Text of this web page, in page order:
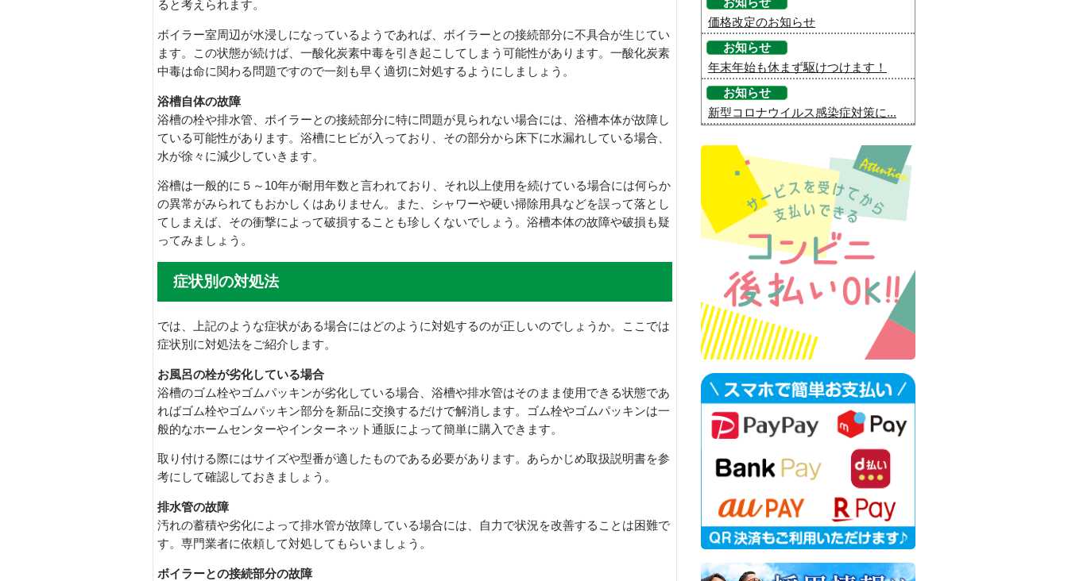
ると考えられます。
ボイラー室周辺が水浸しになっているようであれば、ボイラーとの接続部分に不具合が生じてい
ます。この状態が続けば、一酸化炭素中毒を引き起こしてしまう可能性があります。一酸化炭素
中毒は命に関わる問題ですので一刻も早く適切に対処するようにしましょう。
浴槽自体の故障
浴槽の栓や排水管、ボイラーとの接続部分に特に問題が見られない場合には、浴槽本体が故障し
ている可能性があります。浴槽にヒビが入っており、その部分から床下に水漏れしている場合、
水が徐々に減少していきます。
浴槽は一般的に５～10年が耐用年数と言われており、それ以上使用を続けている場合には何らか
の異常がみられてもおかしくはありません。また、シャワーや硬い掃除用具などを誤って落とし
てしまえば、その衝撃によって破損することも珍しくないでしょう。浴槽本体の故障や破損も疑
ってみましょう。
症状別の対処法
では、上記のような症状がある場合にはどのように対処するのが正しいのでしょうか。ここでは
症状別に対処法をご紹介します。
お風呂の栓が劣化している場合
浴槽のゴム栓やゴムパッキンが劣化している場合、浴槽や排水管はそのまま使用できる状態であ
ればゴム栓やゴムパッキン部分を新品に交換するだけで解消します。ゴム栓やゴムパッキンは一
般的なホームセンターやインターネット通販によって簡単に購入できます。
取り付ける際にはサイズや型番が適したものである必要があります。あらかじめ取扱説明書を参
考にして確認しておきましょう。
排水管の故障
汚れの蓄積や劣化によって排水管が故障している場合には、自力で状況を改善することは困難で
す。専門業者に依頼して対処してもらいましょう。
ボイラーとの接続部分の故障
価格改定のお知らせ
お知らせ
年末年始も休まず駆けつけます！
お知らせ
新型コロナウイルス感染症対策に...